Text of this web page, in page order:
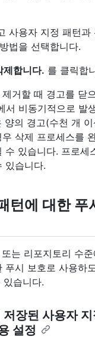
사용자 지정 패턴과
법을 선택합니다.
제합니다. 를 클릭합
거할 때 경고를 닫
서 비동기적으로 발
양의 경고(수천 개
삭제 프로세스를
수 있습니다. 프로세
있습니다.
턴에 대한 푸
는 리포지토리 수
푸시 보호로 사용하
습니다.
장된 사용자
설정